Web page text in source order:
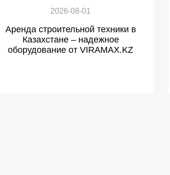
2026-08-01
Аренда строительной техники в
Казахстане – надежное
оборудование от VIRAMAX.KZ